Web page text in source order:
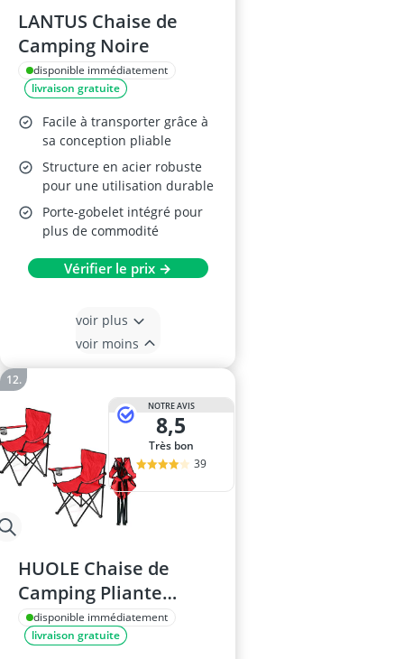
LANTUS Chaise de
Camping Noire
disponible immédiatement
livraison gratuite
Facile à transporter grâce à
sa conception pliable
Structure en acier robuste
pour une utilisation durable
Porte-gobelet intégré pour
plus de commodité
Vérifier le prix →
voir plus
voir moins
NOTRE AVIS
8,5
Très bon
39
HUOLE Chaise de
Camping Pliante
Rouge
disponible immédiatement
livraison gratuite